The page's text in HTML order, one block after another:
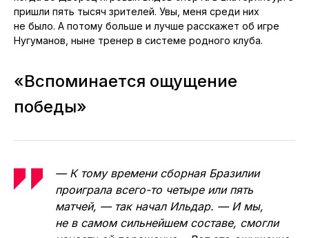
пришли пять тысяч зрителей. Увы, меня среди них
не было. А потому больше и лучше расскажет об игре
Нугуманов, ныне тренер в системе родного клуба.
«Вспоминается ощущение
победы»
— К тому времени сборная Бразилии
проиграла всего-то четыре или пять
матчей, — так начал Ильдар. — И мы,
не в самом сильнейшем составе, смогли